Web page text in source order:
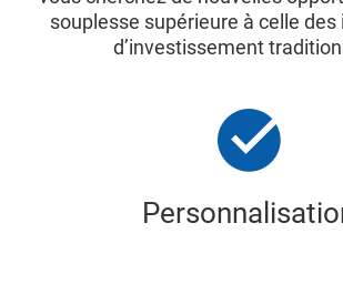
souplesse supérieure à celle
d’investissement